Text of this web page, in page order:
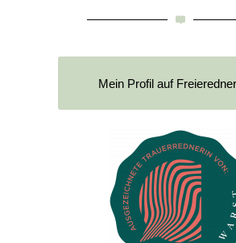
Mein Profil auf